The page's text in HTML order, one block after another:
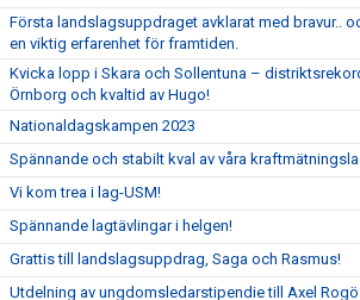
Första landslagsuppdraget avklarat med bravur..
en viktig erfarenhet för framtiden.
Kvicka lopp i Skara och Sollentuna –
Örnborg och kvaltid av Hugo!
Nationaldagskampen 2023
Spännande och stabilt kval av våra
Vi kom trea i lag-USM!
Spännande lagtävlingar i helgen!
Grattis till landslagsuppdrag, Saga och Rasmus!
Utdelning av ungdomsledarstipendie till Axel Rogö